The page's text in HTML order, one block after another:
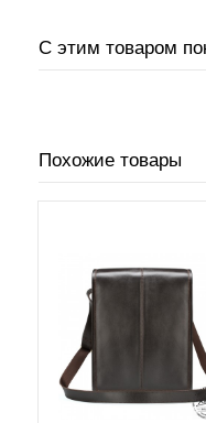
С этим товаром
Похожие товары